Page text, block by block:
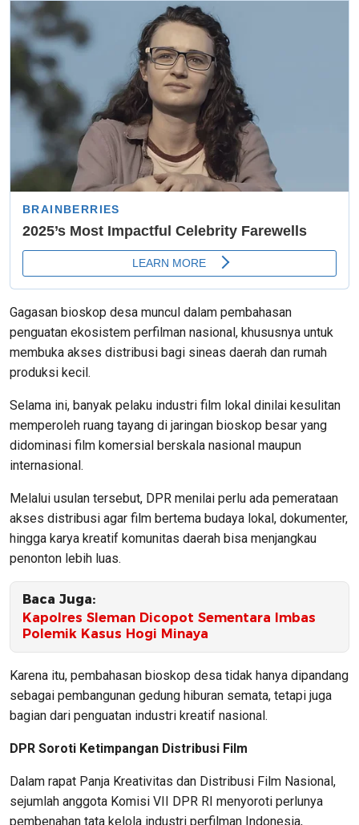
Gagasan bioskop desa muncul dalam pembahasan
penguatan ekosistem perfilman nasional, khususnya untuk
membuka akses distribusi bagi sineas daerah dan rumah
produksi kecil.
Selama ini, banyak pelaku industri film lokal dinilai kesulitan
memperoleh ruang tayang di jaringan bioskop besar yang
didominasi film komersial berskala nasional maupun
internasional.
Melalui usulan tersebut, DPR menilai perlu ada pemerataan
akses distribusi agar film bertema budaya lokal, dokumenter,
hingga karya kreatif komunitas daerah bisa menjangkau
penonton lebih luas.
Baca Juga:
Kapolres Sleman Dicopot Sementara Imbas
Polemik Kasus Hogi Minaya
Karena itu, pembahasan bioskop desa tidak hanya dipandang
sebagai pembangunan gedung hiburan semata, tetapi juga
bagian dari penguatan industri kreatif nasional.
DPR Soroti Ketimpangan Distribusi Film
Dalam rapat Panja Kreativitas dan Distribusi Film Nasional,
sejumlah anggota Komisi VII DPR RI menyoroti perlunya
pembenahan tata kelola industri perfilman Indonesia,